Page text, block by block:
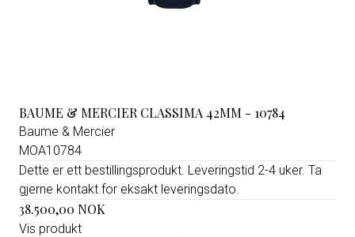
BAUME & MERCIER CLASSIMA 42MM - 10784
Baume & Mercier
MOA10784
Dette er ett bestillingsprodukt. Leveringstid 2-4 uker. Ta
gjerne kontakt for eksakt leveringsdato.
38.500,00 NOK
Vis produkt